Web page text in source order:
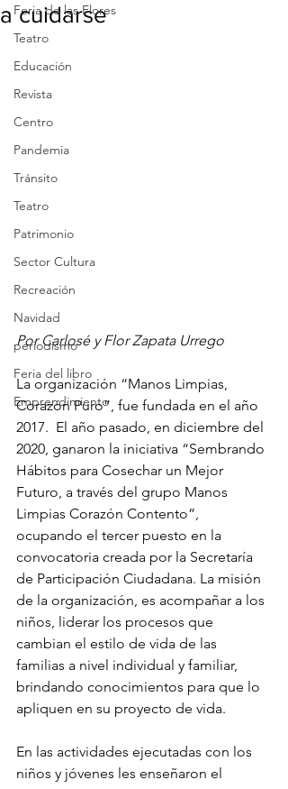
Feria de las Flores
Teatro
Educación
Revista
Centro
Pandemia
Tránsito
Teatro
Patrimonio
Sector Cultura
Recreación
Navidad
periodismo
Feria del libro
Emprendimiento
a cuidarse
Por Carlosé y Flor Zapata Urrego
La organización “Manos Limpias,
Corazón Puro”, fue fundada en el año
2017.  El año pasado, en diciembre del
2020, ganaron la iniciativa “Sembrando
Hábitos para Cosechar un Mejor
Futuro, a través del grupo Manos
Limpias Corazón Contento”,
ocupando el tercer puesto en la
convocatoria creada por la Secretaría
de Participación Ciudadana. La misión
de la organización, es acompañar a los
niños, liderar los procesos que
cambian el estilo de vida de las
familias a nivel individual y familiar,
brindando conocimientos para que lo
apliquen en su proyecto de vida.
En las actividades ejecutadas con los
niños y jóvenes les enseñaron el